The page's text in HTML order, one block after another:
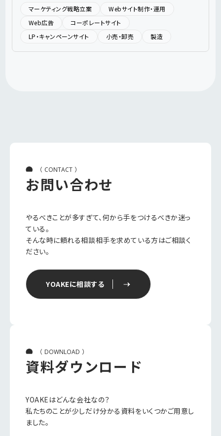
マーケティング戦略立案
Webサイト制作・運用
Web広告
コーポレートサイト
LP・キャンペーンサイト
小売・卸売 製造
（ CONTACT ）
お問い合わせ
やるべきことが多すぎて、何から手をつけるべきか迷っ
ている。
そんな時に頼れる相談相手を求めている方はご相談く
ださい。
YOAKEに相談する
（ DOWNLOAD ）
資料ダウンロード
YOAKEはどんな会社なの？
私たちのことが少しだけ分かる資料をいくつかご用意し
ました。